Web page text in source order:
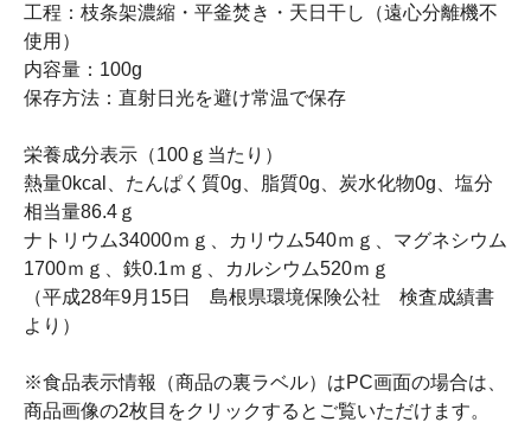
工程：枝条架濃縮・平釜焚き・天日干し（遠心分離機不
使用）
内容量：100g
保存方法：直射日光を避け常温で保存
栄養成分表示（100ｇ当たり）
熱量0kcal、たんぱく質0g、脂質0g、炭水化物0g、塩分
相当量86.4ｇ
ナトリウム34000ｍｇ、カリウム540ｍｇ、マグネシウム
1700ｍｇ、鉄0.1ｍｇ、カルシウム520ｍｇ
（平成28年9月15日 島根県環境保険公社 検査成績書
より）
※食品表示情報（商品の裏ラベル）はPC画面の場合は、
商品画像の2枚目をクリックするとご覧いただけます。